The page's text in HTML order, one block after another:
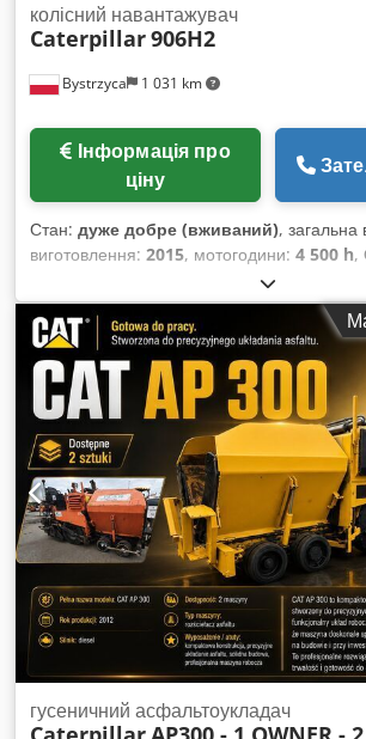
Bystrzyca 1 031 km
колісний навантажувач
Caterpillar906H2
ціну
Стан: дуже добре (вживаний), загальна
виготовлення: 2015, мотогодини: 4 500 h,
, CAT 906 2015 рік 4500
вила в комплекті. Dsdpfxjztb R Is Adyekr
гусеничний асфальтоукладач